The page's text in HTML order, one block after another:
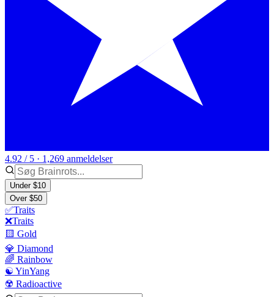
4.92 / 5 · 1,269 anmeldelser
Under $10
Over $50
✅Traits
❌Traits
🟨 Gold
💎 Diamond
🌈 Rainbow
☯️ YinYang
☢️ Radioactive